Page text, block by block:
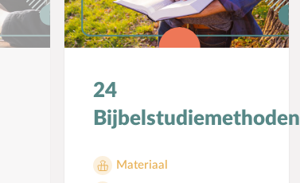
24
Bijbelstudiemethoden
Materiaal